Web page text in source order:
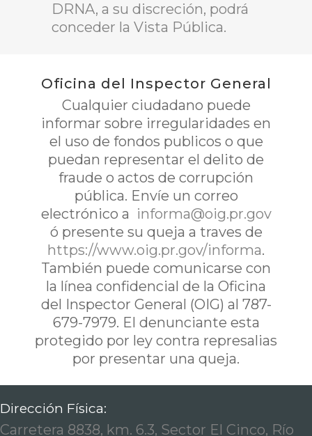
DRNA, a su discreción, podrá
conceder la Vista Pública.
Oficina del Inspector General
Cualquier ciudadano puede
informar sobre irregularidades en
el uso de fondos publicos o que
puedan representar el delito de
fraude o actos de corrupción
pública. Envíe un correo
electrónico a informa@oig.pr.gov
ó presente su queja a traves de
https://www.oig.pr.gov/informa.
También puede comunicarse con
la línea confidencial de la Oficina
del Inspector General (OIG) al 787-
679-7979. El denunciante esta
protegido por ley contra represalias
por presentar una queja.
Dirección Física:
Carretera 8838, km. 6.3, Sector El Cinco, Río